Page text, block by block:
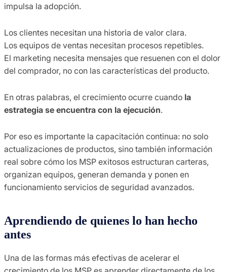
impulsa la adopción.
Los clientes necesitan una historia de valor clara.
Los equipos de ventas necesitan procesos repetibles.
El marketing necesita mensajes que resuenen con el dolor
del comprador, no con las características del producto.
En otras palabras, el crecimiento ocurre cuando la
estrategia se encuentra con la ejecución.
Por eso es importante la capacitación continua: no solo
actualizaciones de productos, sino también información
real sobre cómo los MSP exitosos estructuran carteras,
organizan equipos, generan demanda y ponen en
funcionamiento servicios de seguridad avanzados.
Aprendiendo de quienes lo han hecho
antes
Una de las formas más efectivas de acelerar el